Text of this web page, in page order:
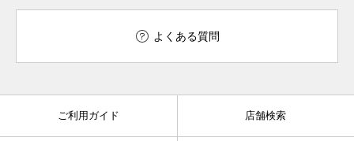
よくある質問
ご利用ガイド 店舗検索